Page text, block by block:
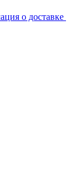
о доставке